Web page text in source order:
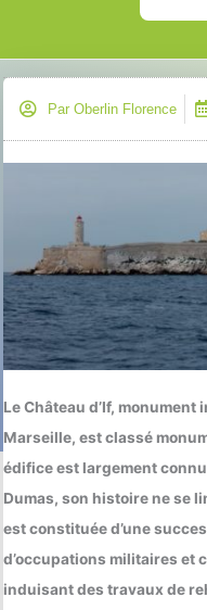
ParOberlin Florence
Le Château d’If,
Marseille, est classé
édifice est largement
Dumas, son histoire ne se
est constituée d’une
d’occupations militaires et
induisant des travaux de